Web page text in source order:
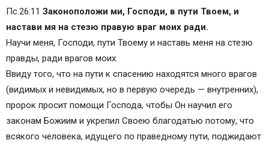
Пс.26:11 Законоположи ми, Господи, в пути Твоем, и
настави мя на стезю правую враг моих ради.
Научи меня, Господи, пути Твоему и наставь меня на стезю
правды, ради врагов моих.
Ввиду того, что на пути к спасению находятся много врагов
(видимых и невидимых, но в первую очередь — внутренних),
пророк просит помощи Господа, чтобы Он научил его
законам Божиим и укрепил Своею благодатью потому, что
всякого человека, идущего по праведному пути, поджидают